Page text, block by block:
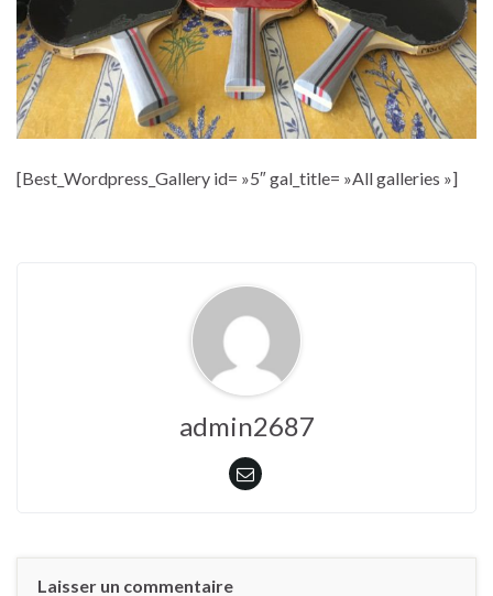
[Best_Wordpress_Gallery id= »5″ gal_title= »All galleries »]
admin2687
Laisser un commentaire